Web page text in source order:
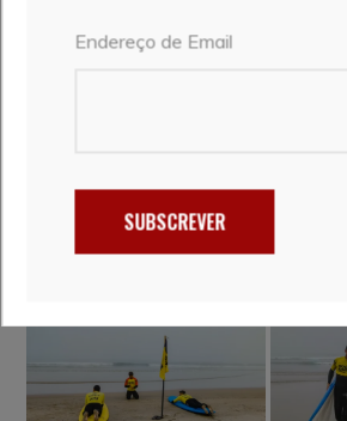
também, em mais duas
informações, vejamaqui
Endereço de Email
SUBSCREVER